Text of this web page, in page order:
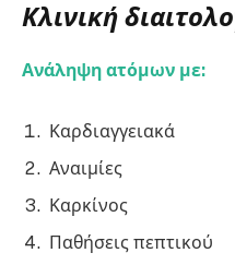
Κλινική
Ανάληψη ατόμων με:
Καρδιαγγειακά
Αναιμίες
Καρκίνος
Παθήσεις πεπτικού